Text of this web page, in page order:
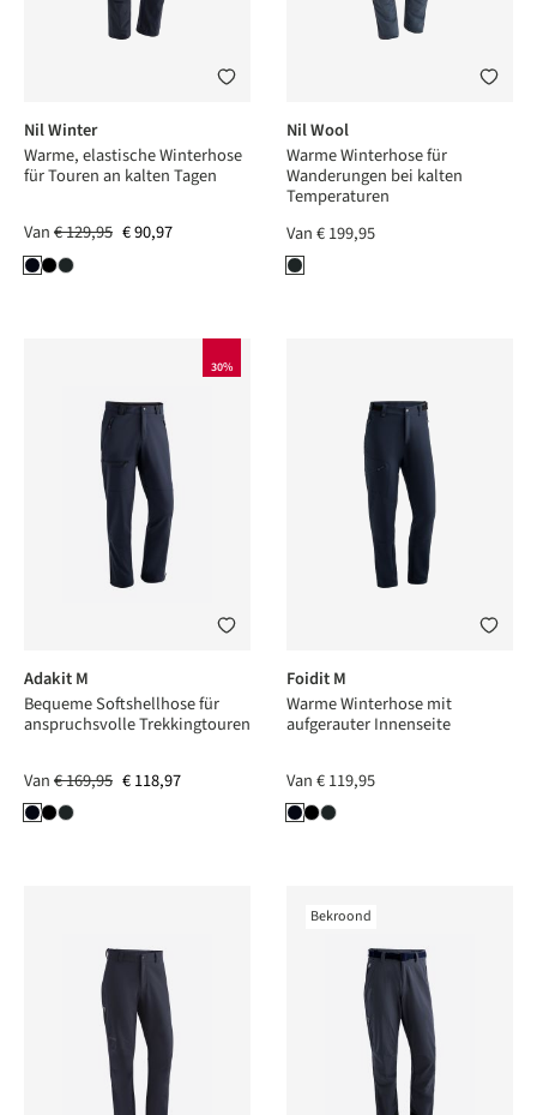
Nil Winter
Warme, elastische Winterhose
für Touren an kalten Tagen
Van€ 129,95 € 90,97
Nil Wool
Warme Winterhose für
Wanderungen bei kalten
Temperaturen
Van€ 199,95
30%
Adakit M
Bequeme Softshellhose für
anspruchsvolle Trekkingtouren
Van€ 169,95 € 118,97
Foidit M
Warme Winterhose mit
aufgerauter Innenseite
Van€ 119,95
Bekroond